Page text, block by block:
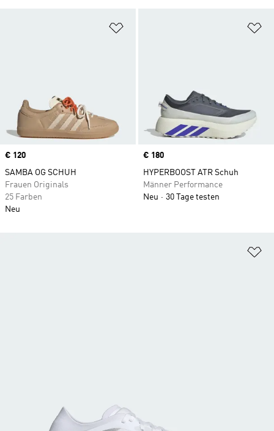
Price
€ 120
SAMBA OG SCHUH
Frauen Originals
25 Farben
Neu
Price
€ 180
HYPERBOOST ATR Schuh
Männer Performance
Neu
30 Tage testen